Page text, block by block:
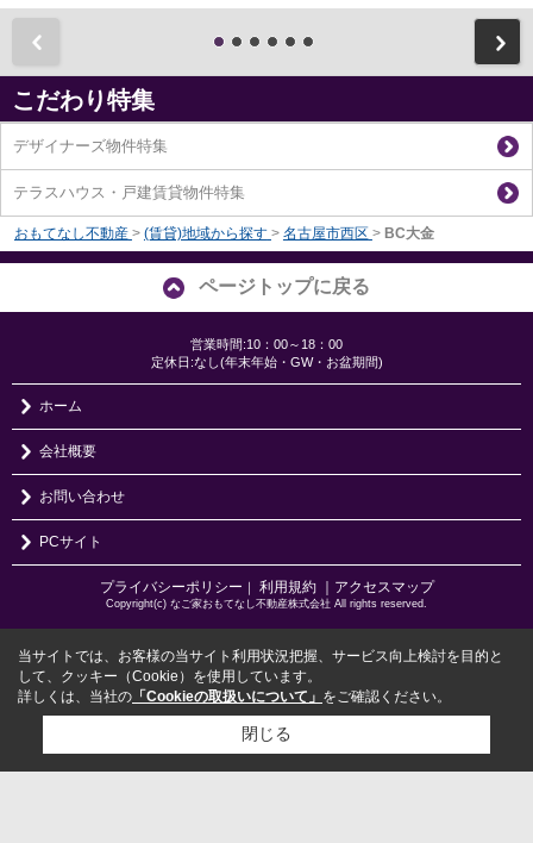
こだわり特集
デザイナーズ物件特集
テラスハウス・戸建賃貸物件特集
おもてなし不動産 > (賃貸)地域から探す > 名古屋市西区 > BC大金
ページトップに戻る
営業時間:10：00～18：00
定休日:なし(年末年始・GW・お盆期間)
ホーム
会社概要
お問い合わせ
PCサイト
プライバシーポリシー 利用規約 ｜アクセスマップ
Copyright(c) なご家おもてなし不動産株式会社 All rights reserved.
当サイトでは、お客様の当サイト利用状況把握、サービス向上検討を目的と
して、クッキー（Cookie）を使用しています。
詳しくは、当社の 「Cookieの取扱いについて」 をご確認ください。
閉じる